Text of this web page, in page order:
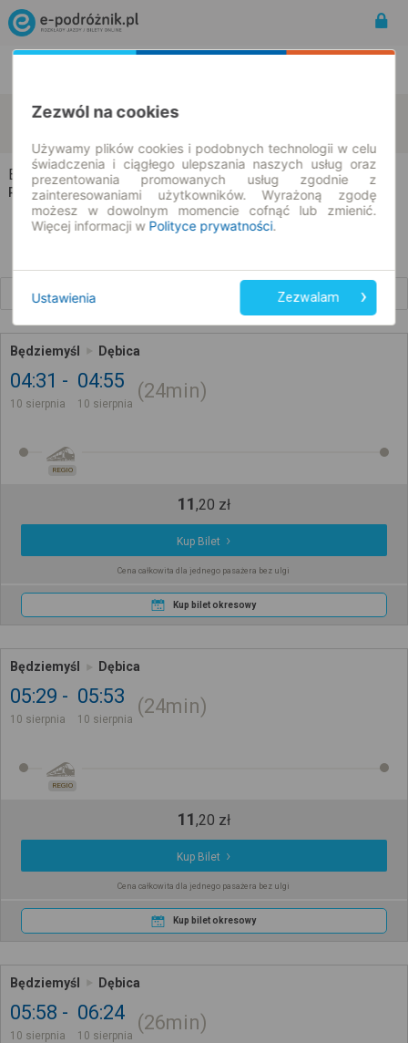
Będziemyśl
Dębica
Będziemyśl → Dębica
Rozkład jazdy i bilety
Będziemyśl Dębica
04:31
10 sierpnia
04:55
10 sierpnia
24min
REGIO
11,20 zł
Kup Bilet
Cena całkowita dla jednego pasażera bez ulgi
Kup bilet okresowy
Będziemyśl Dębica
05:29
10 sierpnia
05:53
10 sierpnia
24min
REGIO
11,20 zł
Kup Bilet
Cena całkowita dla jednego pasażera bez ulgi
Kup bilet okresowy
Będziemyśl Dębica
05:58
10 sierpnia
06:24
10 sierpnia
26min
Zezwól na cookies
Używamy plików cookies i podobnych technologii w celu
świadczenia i ciągłego ulepszania naszych usług oraz
prezentowania promowanych usług zgodnie z
zainteresowaniami użytkowników. Wyrażoną zgodę
możesz w dowolnym momencie cofnąć lub zmienić.
Więcej informacji w Polityce prywatności.
Ustawienia Zezwalam